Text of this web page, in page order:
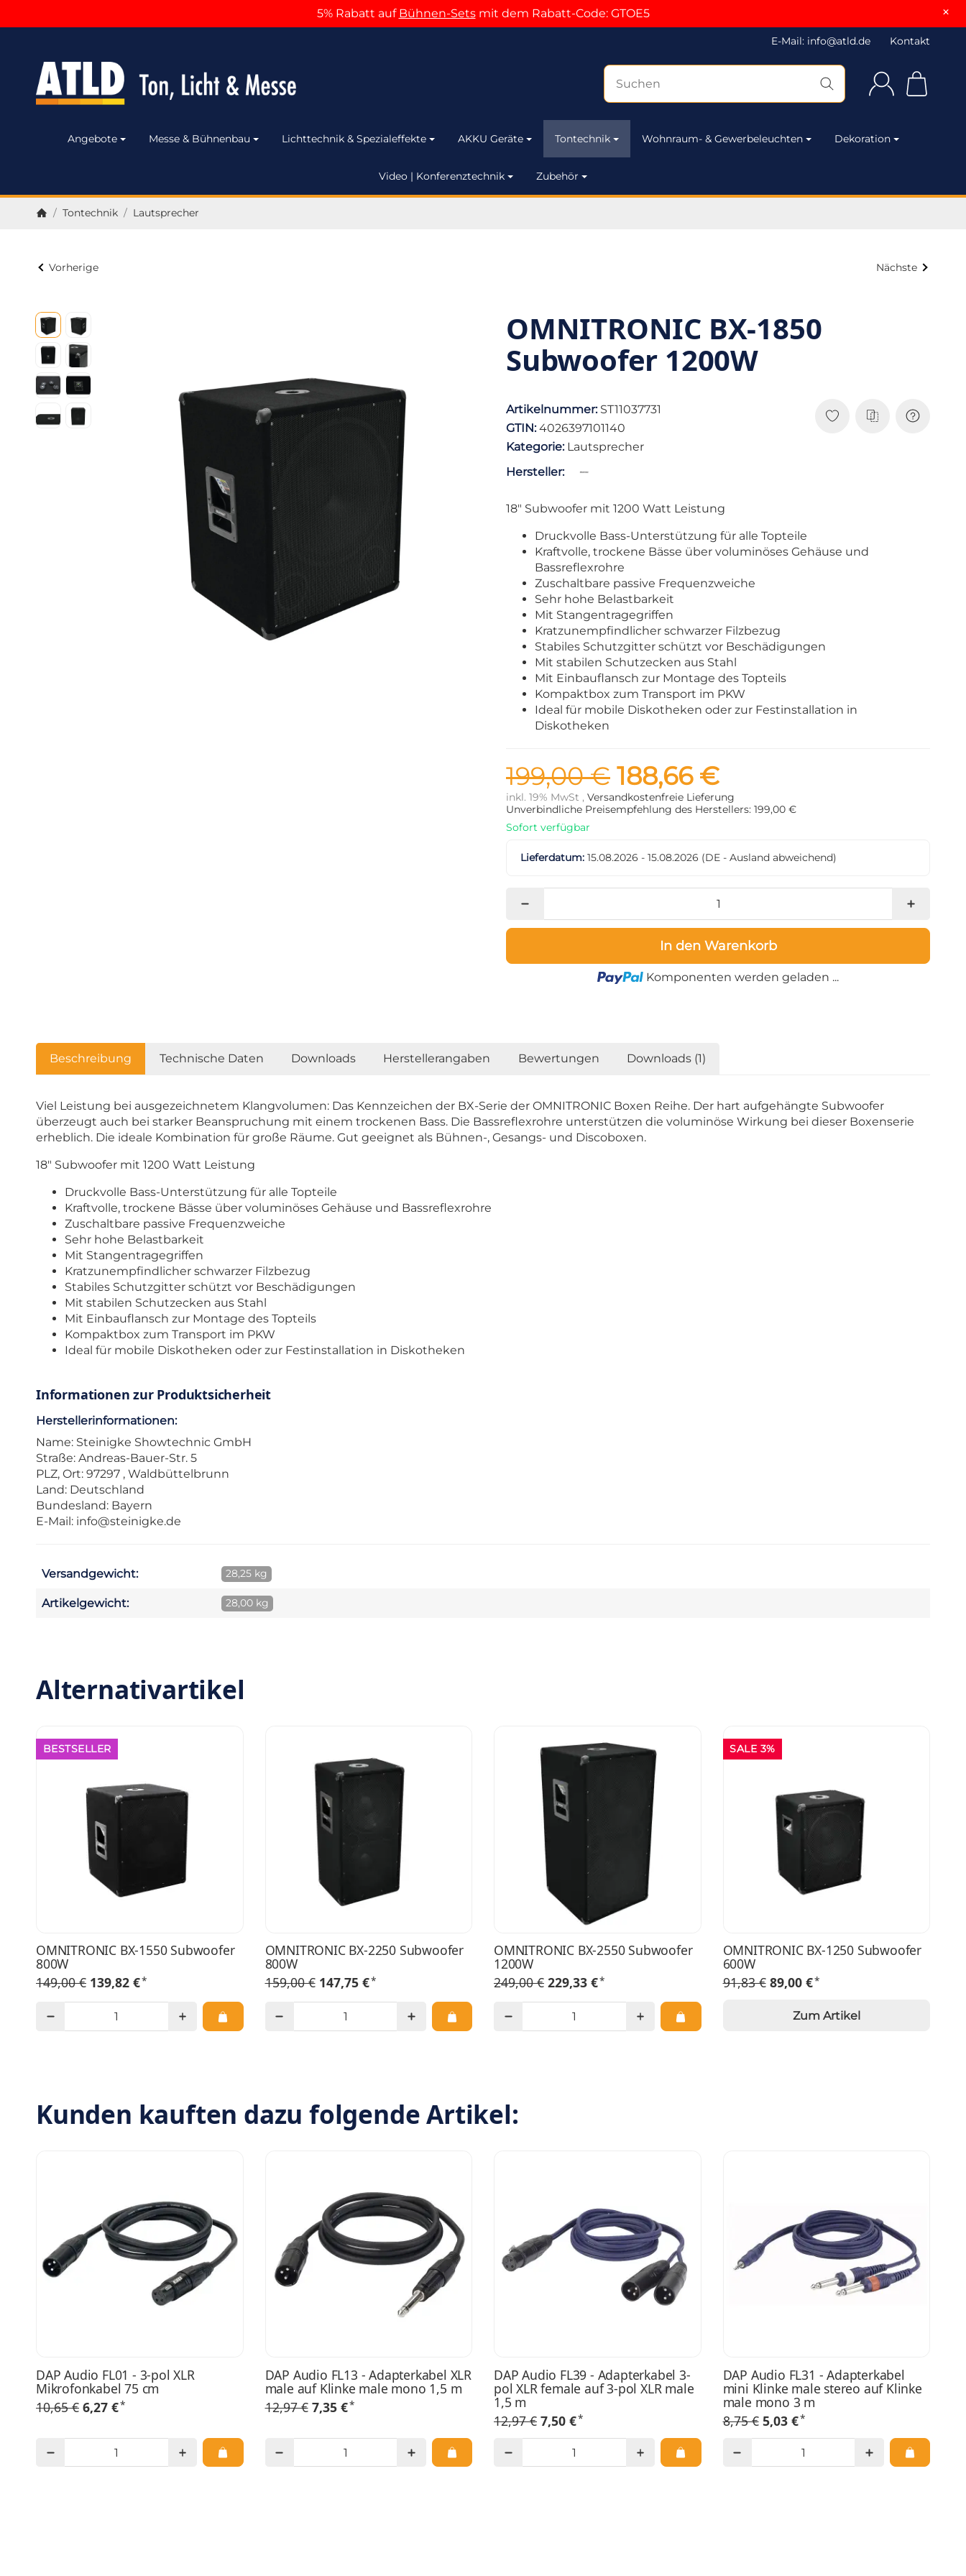
5% Rabatt auf Bühnen-Setsmit dem Rabatt-Code: GTOE5 ×
E-Mail: info@atld.de Kontakt
Angebote Messe & Bühnenbau Lichttechnik & Spezialeffekte AKKU Geräte Tontechnik Wohnraum- & Gewerbeleuchten Dekoration
Video | Konferenztechnik Zubehör
/ Tontechnik / Lautsprecher
Vorherige Nächste
OMNITRONIC BX-1850
Subwoofer 1200W
Artikelnummer: ST11037731
GTIN:4026397101140
Kategorie: Lautsprecher
Hersteller:
18" Subwoofer mit 1200 Watt Leistung
Druckvolle Bass-Unterstützung für alle Topteile
Kraftvolle, trockene Bässe über voluminöses Gehäuse und
Bassreflexrohre
Zuschaltbare passive Frequenzweiche
Sehr hohe Belastbarkeit
Mit Stangentragegriffen
Kratzunempfindlicher schwarzer Filzbezug
Stabiles Schutzgitter schützt vor Beschädigungen
Mit stabilen Schutzecken aus Stahl
Mit Einbauflansch zur Montage des Topteils
Kompaktbox zum Transport im PKW
Ideal für mobile Diskotheken oder zur Festinstallation in
Diskotheken
199,00 € 188,66 €
inkl. 19% MwSt , Versandkostenfreie Lieferung
Unverbindliche Preisempfehlung des Herstellers: 199,00 €
Sofort verfügbar
Lieferdatum: 15.08.2026 - 15.08.2026 (DE - Ausland abweichend)
In den Warenkorb
Loading...
Komponenten werden geladen ...
Beschreibung Technische Daten Downloads Herstellerangaben Bewertungen Downloads (1)
Viel Leistung bei ausgezeichnetem Klangvolumen: Das Kennzeichen der BX-Serie der OMNITRONIC Boxen Reihe. Der hart aufgehängte Subwoofer
überzeugt auch bei starker Beanspruchung mit einem trockenen Bass. Die Bassreflexrohre unterstützen die voluminöse Wirkung bei dieser Boxenserie
erheblich. Die ideale Kombination für große Räume. Gut geeignet als Bühnen-, Gesangs- und Discoboxen.
18" Subwoofer mit 1200 Watt Leistung
Druckvolle Bass-Unterstützung für alle Topteile
Kraftvolle, trockene Bässe über voluminöses Gehäuse und Bassreflexrohre
Zuschaltbare passive Frequenzweiche
Sehr hohe Belastbarkeit
Mit Stangentragegriffen
Kratzunempfindlicher schwarzer Filzbezug
Stabiles Schutzgitter schützt vor Beschädigungen
Mit stabilen Schutzecken aus Stahl
Mit Einbauflansch zur Montage des Topteils
Kompaktbox zum Transport im PKW
Ideal für mobile Diskotheken oder zur Festinstallation in Diskotheken
Informationen zur Produktsicherheit
Herstellerinformationen:
Name: Steinigke Showtechnic GmbH
Straße: Andreas-Bauer-Str. 5
PLZ, Ort: 97297 , Waldbüttelbrunn
Land: Deutschland
Bundesland: Bayern
E-Mail: info@steinigke.de
Versandgewicht: 28,25 kg
Artikelgewicht: 28,00 kg
Alternativartikel
BESTSELLER
OMNITRONIC BX-1550 Subwoofer
800W
149,00 € 139,82 €*
OMNITRONIC BX-2250 Subwoofer
800W
159,00 € 147,75 €*
OMNITRONIC BX-2550 Subwoofer
1200W
249,00 € 229,33 €*
SALE 3%
OMNITRONIC BX-1250 Subwoofer
600W
91,83 € 89,00 €*
Zum Artikel
Kunden kauften dazu folgende Artikel:
DAP Audio FL01 - 3-pol XLR
Mikrofonkabel 75 cm
10,65 € 6,27 €*
DAP Audio FL13 - Adapterkabel XLR
male auf Klinke male mono 1,5 m
12,97 € 7,35 €*
DAP Audio FL39 - Adapterkabel 3-
pol XLR female auf 3-pol XLR male
1,5 m
12,97 € 7,50 €*
DAP Audio FL31 - Adapterkabel
mini Klinke male stereo auf Klinke
male mono 3 m
8,75 € 5,03 €*